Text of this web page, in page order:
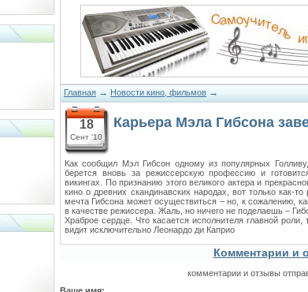
Главная → Новости кино, фильмов →
18
Сент '10
Карьера Мэла Гибсона
Как сообщил Мэл Гибсон одному из популярных
берется вновь за режиссерскую профессию и
викингах. По признанию этого великого актера и
кино о древних скандинавских народах, вот только как-
мечта Гибсона может осуществиться – но, к сожалению,
в качестве режиссера. Жаль, но ничего не поделаешь –
Храброе сердце. Что касается исполнителя главной
видит исключительно Леонардо ди Каприо
Комментарии и
комментарии и отзывы